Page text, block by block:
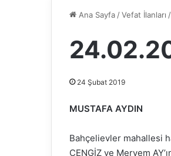
Ana Sayfa /Vefat İlanları /
24 Şubat 2019
MUSTAFA AYDIN
Bahçelievler mahallesi
CENGİZ ve Meryem